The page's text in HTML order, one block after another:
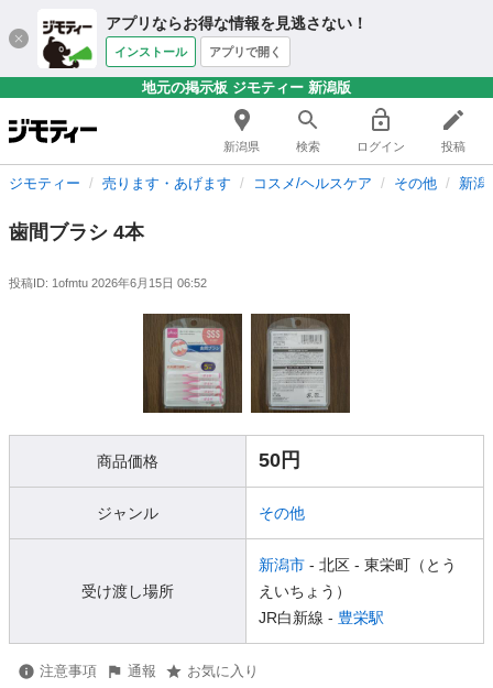
アプリならお得な情報を見逃さない！
インストール アプリで開く
地元の掲示板 ジモティー 新潟版
新潟県 検索 ログイン 投稿
ジモティー 売ります・あげます コスメ/ヘルスケア その他 新潟
歯間ブラシ 4本
投稿ID: 1ofmtu 2026年6月15日 06:52
商品価格 50円
ジャンル その他
受け渡し場所
新潟市 - 北区 - 東栄町（とう
えいちょう）
JR白新線 - 豊栄駅
注意事項 通報 お気に入り